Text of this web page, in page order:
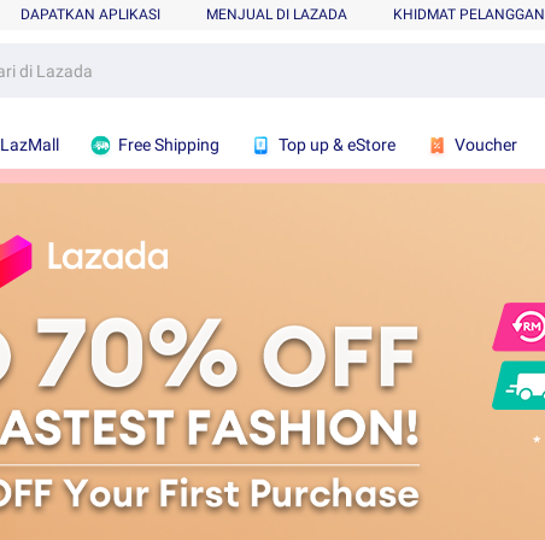
DAPATKAN APLIKASI MENJUAL DI LAZADA KHIDMAT PELANGGAN
LazMall Free Shipping Top up & eStore Voucher